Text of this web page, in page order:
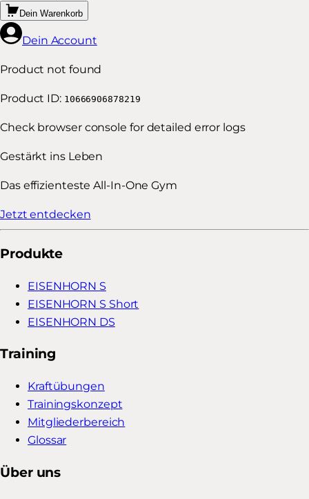
Dein Warenkorb
Dein Account
Product not found
Product ID: 10666906878219
Check browser console for detailed error logs
Gestärkt ins Leben
Das effizienteste All-In-One Gym
Jetzt entdecken
Produkte
EISENHORN S
EISENHORN S Short
EISENHORN DS
Training
Kraftübungen
Trainingskonzept
Mitgliederbereich
Glossar
Über uns